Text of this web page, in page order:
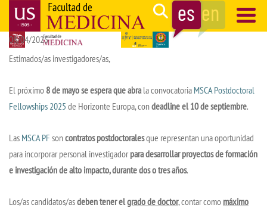
Pasar
contenido
principal
Search
Navegación
principal
08/04/2025
Estimados/as investigadores/as,
El próximo 8 de mayo se espera que abrala convocatoria MSCA Postdoctoral
Fellowships 2025 de Horizonte Europa, condeadline el 10 de septiembre.
Las MSCA PF soncontratos postdoctoralesque representan una oportunidad
para incorporar personal investigadorpara desarrollar proyectos de ​formación
e investigación de alto impacto, durante dos o tres años.
Los/as candidatos/as ​deben tener elgrado de doctor, contar como máximo